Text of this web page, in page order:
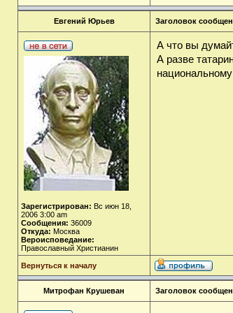
Евгений Юрьев Заголовок
Зарегистрирован: Вс июн 18,
2006 3:00 am
Сообщения: 36009
Откуда: Москва
Вероисповедание:
Православный Христианин
А что вы
А разве
национальному
Вернуться к началу
Митрофан Крушеван Заголовок